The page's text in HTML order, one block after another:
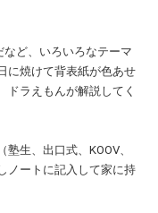
ど、いろいろなテーマ
に焼けて背表紙が色あせ
ラえもんが解説してく
生、出口式、KOOV、
ノートに記入して家に持